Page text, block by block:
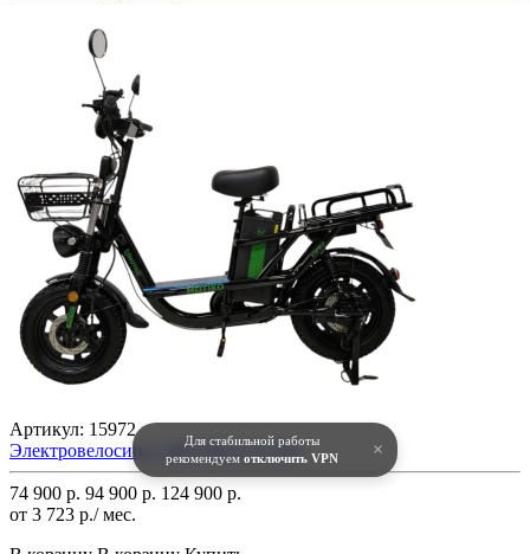
Для стабильной работы
рекомендуем отключить VPN ×
Артикул: 15972
Электровелосипед MOTIKO V5 Pro
74 900 р. 94 900 р. 124 900 р.
от 3 723 р./ мес.